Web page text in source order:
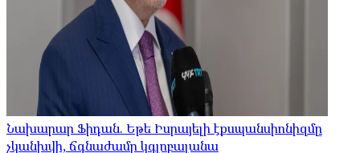
Նախարար Ֆիդան. Եթե Իսրայելի էքսպանսիոնիզմը
չկանխվի, ճգնաժամը կգլոբալանա